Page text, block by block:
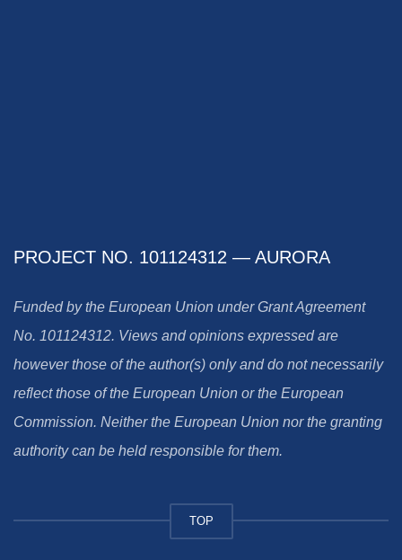
PROJECT NO. 101124312 — AURORA
Funded by the European Union under Grant Agreement
No. 101124312. Views and opinions expressed are
however those of the author(s) only and do not necessarily
reflect those of the European Union or the European
Commission. Neither the European Union nor the granting
authority can be held responsible for them.
TOP